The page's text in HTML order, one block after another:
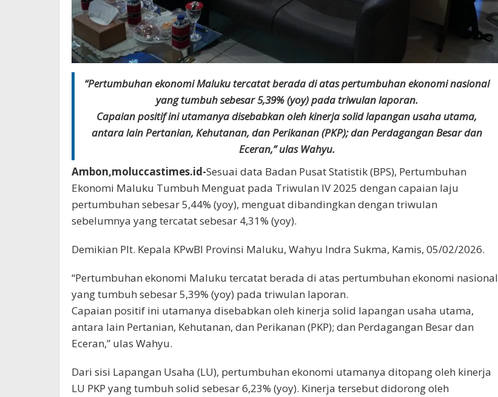
“Pertumbuhan ekonomi Maluku tercatat berada di atas pertumbuhan ekonomi nasional
yang tumbuh sebesar 5,39% (yoy) pada triwulan laporan.
Capaian positif ini utamanya disebabkan oleh kinerja solid lapangan usaha utama,
antara lain Pertanian, Kehutanan, dan Perikanan (PKP); dan Perdagangan Besar dan
Eceran,” ulas Wahyu.
Ambon,moluccastimes.id-Sesuai data Badan Pusat Statistik (BPS), Pertumbuhan
Ekonomi Maluku Tumbuh Menguat pada Triwulan IV 2025 dengan capaian laju
pertumbuhan sebesar 5,44% (yoy), menguat dibandingkan dengan triwulan
sebelumnya yang tercatat sebesar 4,31% (yoy).
Demikian Plt. Kepala KPwBI Provinsi Maluku, Wahyu Indra Sukma, Kamis, 05/02/2026.
“Pertumbuhan ekonomi Maluku tercatat berada di atas pertumbuhan ekonomi nasional
yang tumbuh sebesar 5,39% (yoy) pada triwulan laporan.
Capaian positif ini utamanya disebabkan oleh kinerja solid lapangan usaha utama,
antara lain Pertanian, Kehutanan, dan Perikanan (PKP); dan Perdagangan Besar dan
Eceran,” ulas Wahyu.
Dari sisi Lapangan Usaha (LU), pertumbuhan ekonomi utamanya ditopang oleh kinerja
LU PKP yang tumbuh solid sebesar 6,23% (yoy). Kinerja tersebut didorong oleh